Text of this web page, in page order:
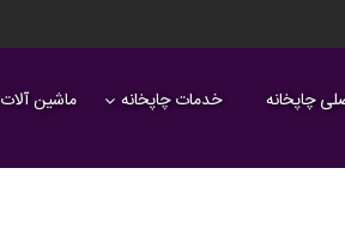
چاپخانه خدمات چاپخانه ماشین آلات